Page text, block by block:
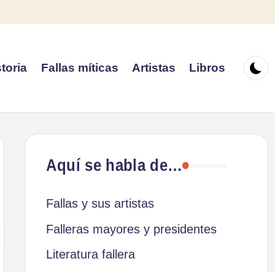
Fallas míticas Artistas Libros
Aquí se habla de…
Fallas y sus artistas
Falleras mayores y presidentes
Literatura fallera